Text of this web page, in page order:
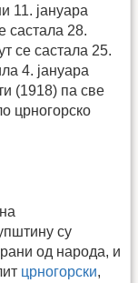
11. јануара
састала 28.
се састала 25.
4. јануара
(1918) па све
црногорско
су
од народа, и
црногорски,